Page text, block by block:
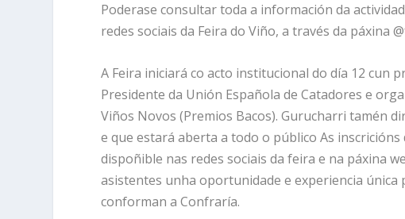
Poderase consultar toda a información da
redes sociais da Feira do Viño, a través da páxina
A Feira iniciará co acto institucional do día 12 cun
Presidente da Unión Española de Catadores e
Viños Novos (Premios Bacos). Gurucharri tamén
e que estará aberta a todo o público As
dispoñible nas redes sociais da feira e na páxina
asistentes unha oportunidade e experiencia
conforman a Confraría.